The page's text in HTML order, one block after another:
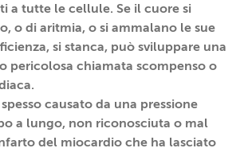
a tutte le cellule. Se il cuore si
o di aritmia, o si ammalano le sue
si stanca, può sviluppare una
pericolosa chiamata scompenso o
causato da una pressione
a lungo, non riconosciuta o mal
del miocardio che ha lasciato